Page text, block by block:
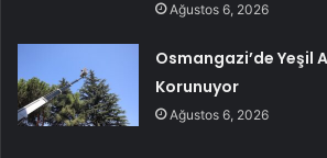
Ağustos 6, 2026
Osmangazi’de Yeşil
Korunuyor
Ağustos 6, 2026